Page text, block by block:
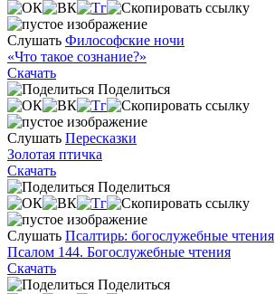
Слушать Философские ночи
«Что такое сознание?»
Скачать
Поделиться
Слушать Пересказки
Золотая птичка
Скачать
Поделиться
Слушать Псалтирь: богослужебные чтения
Псалом 144. Богослужебные чтения
Скачать
Поделиться